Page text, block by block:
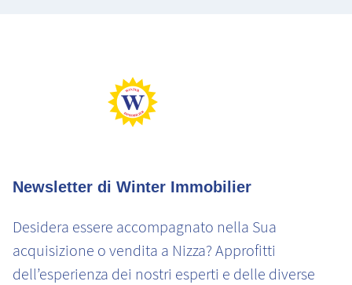
Newsletter di Winter Immobilier
Desidera essere accompagnato nella Sua
acquisizione o vendita a Nizza? Approfitti
dell’esperienza dei nostri esperti e delle diverse